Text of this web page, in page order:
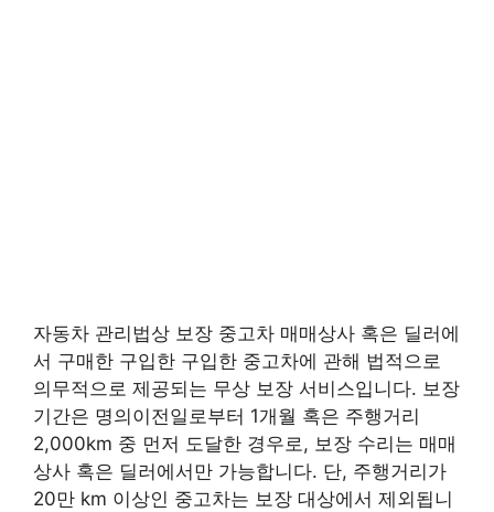
자동차 관리법상 보장 중고차 매매상사 혹은 딜러에
서 구매한 구입한 구입한 중고차에 관해 법적으로
의무적으로 제공되는 무상 보장 서비스입니다. 보장
기간은 명의이전일로부터 1개월 혹은 주행거리
2,000km 중 먼저 도달한 경우로, 보장 수리는 매매
상사 혹은 딜러에서만 가능합니다. 단, 주행거리가
20만 km 이상인 중고차는 보장 대상에서 제외됩니